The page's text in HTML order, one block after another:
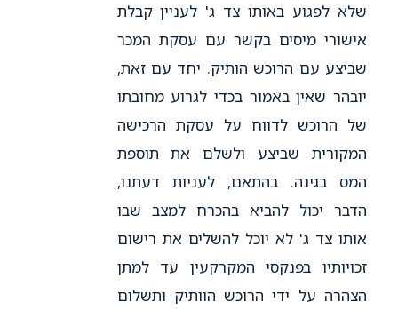
שלא לפגוע באותו צד ג' לעניין קבלת
אישורי מיסים בקשר עם עסקת המכר
שביצע עם הרוכש הותיק. יחד עם זאת,
יובהר שאין באמור בכדי לגרוע מחובתו
של הרוכש לדווח על עסקת הרכישה
המקורית שביצע ולשלם את תוספת
המס בגינה. בהתאם, לעניות דעתנו,
הדבר יכול להביא בהכרח למצב שבו
אותו צד ג' לא יוכל להשלים את רישום
זכויותיו בפנקסי המקרקעין עד למתן
הצהרה על ידי הרוכש הוותיק ותשלום